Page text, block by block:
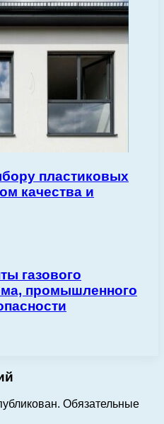
пластиковых
качества и
газового
промышленного
Обязательные